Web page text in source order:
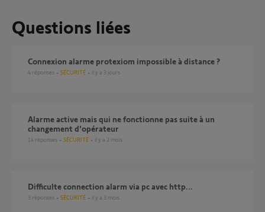
Questions liées
Connexion alarme protexiom impossible à distance ?
4 réponses SÉCURITÉ il y a 3 jours
Alarme active mais qui ne fonctionne pas suite à un
changement d'opérateur
14 réponses SÉCURITÉ il y a 2 mois
Difficulte connection alarm via pc avec http...
3 réponses SÉCURITÉ il y a 3 mois